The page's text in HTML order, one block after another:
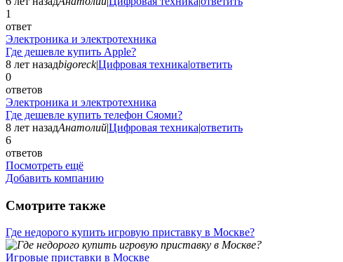
1
ответ
Электроника и электротехника
Где дешевле купить Apple?
8 лет назадbigoreck|Цифровая техника|ответить
0
ответов
Электроника и электротехника
Где дешевле купить телефон Сяоми?
8 лет назадАнатолий|Цифровая техника|ответить
6
ответов
Посмотреть ещё
Добавить компанию
Смотрите также
Где недорого купить игровую приставку в Москве?
Игровые приставки в Москве